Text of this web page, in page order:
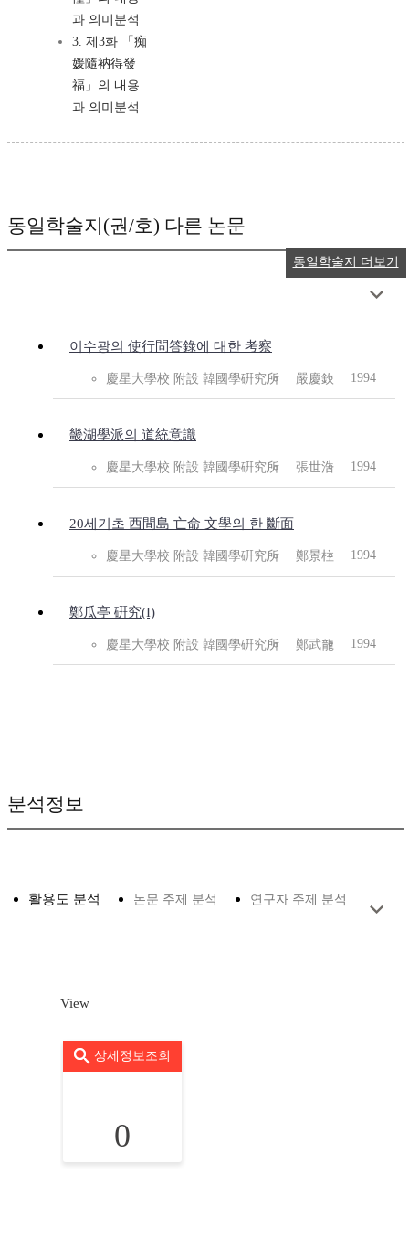
과 의미분석
3. 제3화 「痴
媛隨衲得發
福」의 내용
과 의미분석
동일학술지(권/호) 다른 논문
이수광의 使行問答錄에 대한 考察
慶星大學校 附設 韓國學硏究所 嚴慶欽 1994
畿湖學派의 道統意識
慶星大學校 附設 韓國學硏究所 張世浩 1994
20세기초 西間島 亡命 文學의 한 斷面
慶星大學校 附設 韓國學硏究所 鄭景柱 1994
鄭瓜亭 硏究(I)
慶星大學校 附設 韓國學硏究所 鄭武龍 1994
동일학술지 더보기
분석정보
활용도 분석 논문 주제 분석 연구자 주제 분석
View
상세정보조회
0